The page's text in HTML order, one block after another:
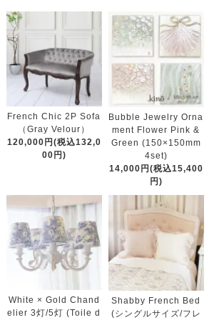
French Chic 2P Sofa
（Gray Velour）
120,000円(税込132,0
00円)
Bubble Jewelry Orna
ment Flower Pink &
Green (150×150mm
4set)
14,000円(税込15,400
円)
White × Gold Chand
elier 3灯/5灯 (Toile d
Shabby French Bed
(シングルサイズ/フレ